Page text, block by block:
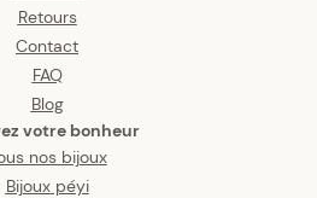
Retours
Contact
FAQ
Blog
votre bonheur
nos bijoux
Bijoux péyi